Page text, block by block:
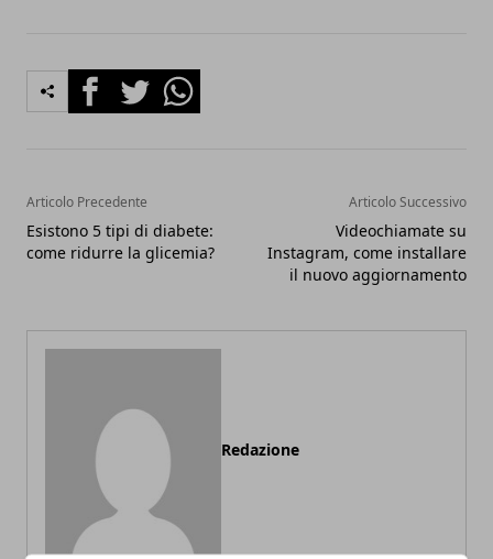
FacebookTwitterWhatsapp
Articolo Precedente
Esistono 5 tipi di diabete:
come ridurre la glicemia?
Articolo Successivo
Videochiamate su
Instagram, come installare
il nuovo aggiornamento
Redazione